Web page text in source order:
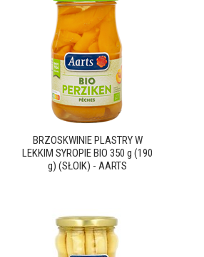
BRZOSKWINIE PLASTRY W
LEKKIM SYROPIE BIO 350 g (190
g) (SŁOIK) - AARTS